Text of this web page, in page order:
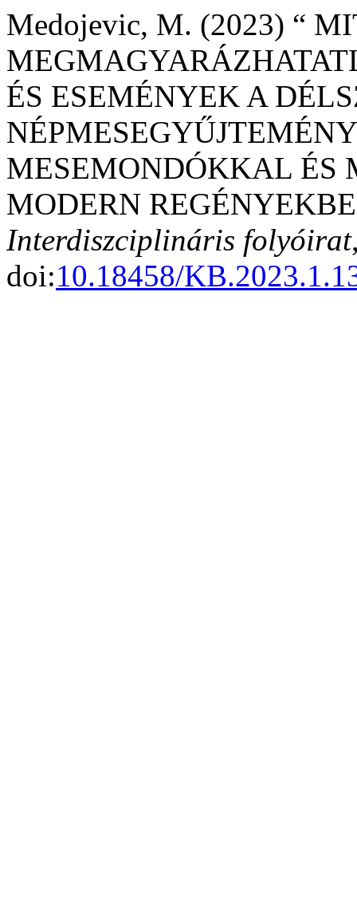
Medojevic, M. (2023) “
ÉS ESEMÉNYEK A
MESEMONDÓKKAL ÉS
MODERN
Interdiszciplináris folyóirat
doi:10.18458/